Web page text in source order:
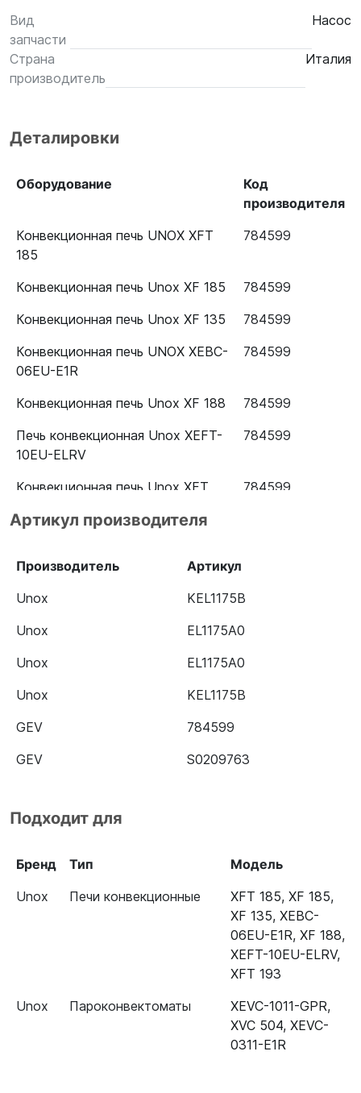
Вид
запчасти
Насос
Страна
производитель
Италия
Деталировки
Оборудование
Код
производителя
Конвекционная печь UNOX XFT
185
784599
Конвекционная печь Unox XF 185
784599
Конвекционная печь Unox XF 135
784599
Конвекционная печь UNOX XEBC-
06EU-E1R
784599
Конвекционная печь Unox XF 188
784599
Печь конвекционная Unox XEFT-
10EU-ELRV
784599
Конвекционная печь Unox XFT
784599
1011-GPR
Пароконвектомат Unox XVC 504
784599
Пароконвектомат Unox XEVC-
Артикул производителя
Производитель
Артикул
Unox
KEL1175B
Unox
EL1175A0
Unox
EL1175A0
Unox
KEL1175B
GEV
784599
GEV
S0209763
Подходит для
Бренд Тип
Модель
Unox
Печи конвекционные XFT 185, XF 185,
XF 135, XEBC-
06EU-E1R, XF 188,
XEFT-10EU-ELRV,
XFT 193
Unox
Пароконвектоматы XEVC-1011-GPR,
XVC 504, XEVC-
0311-E1R